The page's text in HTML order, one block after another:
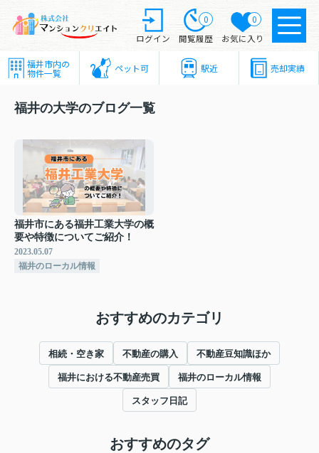
ログイン
0
閲覧履歴
0
お気に入り
福井市内の
物件一覧 ペット可 駅近 売却実績
福井の大学のブログ一覧
福井市にある福井工業大学の概
要や特徴についてご紹介！
2023.05.07
福井のローカル情報
おすすめのカテゴリ
相続・空き家 不動産の購入 不動産豆知識ほか
福井における不動産売買 福井のローカル情報
スタッフ日記
おすすめのタグ